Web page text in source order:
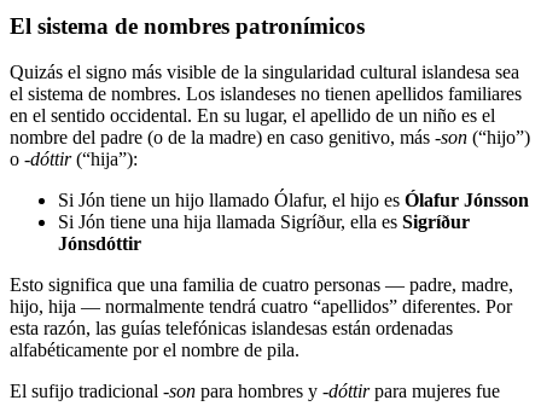
El sistema de nombres patronímicos
Quizás el signo más visible de la singularidad cultural islandesa sea
el sistema de nombres. Los islandeses no tienen apellidos familiares
en el sentido occidental. En su lugar, el apellido de un niño es el
nombre del padre (o de la madre) en caso genitivo, más -son (“hijo”)
o -dóttir(“hija”):
Si Jón tiene un hijo llamado Ólafur, el hijo es Ólafur Jónsson
Si Jón tiene una hija llamada Sigríður, ella es Sigríður
Jónsdóttir
Esto significa que una familia de cuatro personas — padre, madre,
hijo, hija — normalmente tendrá cuatro “apellidos” diferentes. Por
esta razón, las guías telefónicas islandesas están ordenadas
alfabéticamente por el nombre de pila.
El sufijo tradicional -son para hombres y -dóttirpara mujeres fue